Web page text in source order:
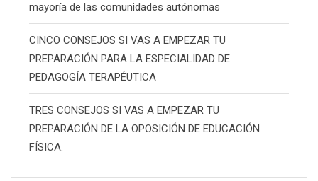
mayoría de las comunidades autónomas
CINCO CONSEJOS SI VAS A EMPEZAR TU
PREPARACIÓN PARA LA ESPECIALIDAD DE
PEDAGOGÍA TERAPÉUTICA
TRES CONSEJOS SI VAS A EMPEZAR TU
PREPARACIÓN DE LA OPOSICIÓN DE EDUCACIÓN
FÍSICA.